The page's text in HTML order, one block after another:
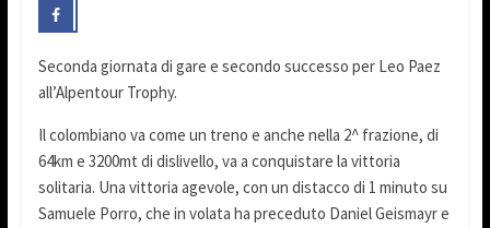
Seconda giornata di gare e secondo successo per Leo Paez
all’Alpentour Trophy.
Il colombiano va come un treno e anche nella 2^ frazione, di
64km e 3200mt di dislivello, va a conquistare la vittoria
solitaria. Una vittoria agevole, con un distacco di 1 minuto su
Samuele Porro, che in volata ha preceduto Daniel Geismayr e